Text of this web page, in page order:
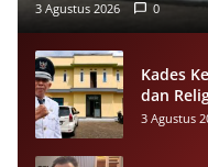
3 Agustus 2026 0
Kades
dan
3 Agustus